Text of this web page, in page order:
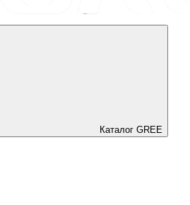
Каталог GREE